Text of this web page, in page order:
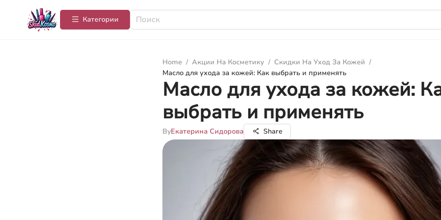
Категории
Home / Акции На Косметику / Скидки На Уход За Кожей /
Масло для ухода за кожей: Как выбрать и применять
Масло для ухода за кожей:
выбрать и применять
ByЕкатерина Сидорова Share